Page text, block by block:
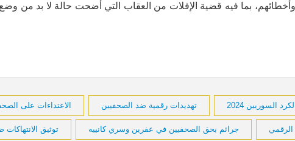
بما فيه قضية الإفلات من العقاب التي أضحت حالة لا بد من
السوريين 2024 تهديدات رقمية ضد الصحفيين الاعتداءات على
الرقمي جرائم بحق الصحفيين في عفرين وسري كانييه توثيق